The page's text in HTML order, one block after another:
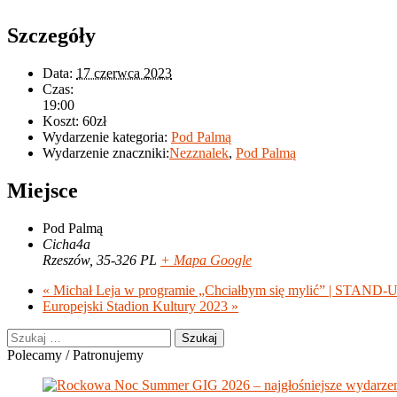
Szczegóły
Data: 17 czerwca 2023
Czas:
19:00
Koszt: 60zł
Wydarzenie kategoria: Pod Palmą
Wydarzenie znaczniki:Nezznalek, Pod Palmą
Miejsce
Pod Palmą
Cicha4a
Rzeszów, 35-326 PL + Mapa Google
« Michał Leja w programie „Chciałbym się mylić” | STAND-
Europejski Stadion Kultury 2023 »
Szukaj:
Polecamy / Patronujemy